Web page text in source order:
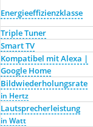
Energieeffizienzklasse
Triple Tuner
Smart TV
Kompatibel mit Alexa |
Google Home
Bildwiederholungsrate
in Hertz
Lautsprecherleistung
in Watt